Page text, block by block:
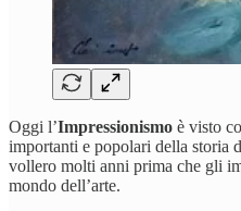
Oggi l’Impressionismo è visto
importanti e popolari della storia
vollero molti anni prima che gli
mondo dell’arte.